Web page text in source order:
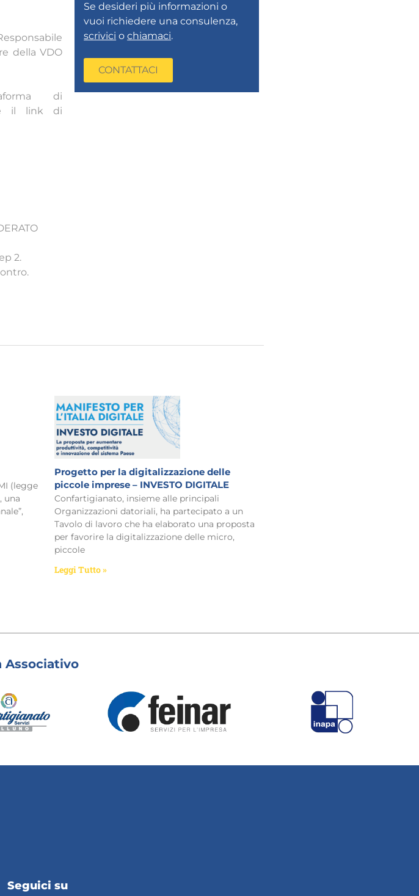
della VDO
di
il link di
2.
Se desideri più informazioni o
vuoi richiedere una consulenza,
scrivici ochiamaci.
CONTATTACI
(legge
una
Progetto per la digitalizzazione delle
piccole imprese – INVESTO DIGITALE
Confartigianato, insieme alle principali
Organizzazioni datoriali, ha partecipato a un
Tavolo di lavoro che ha elaborato una proposta
per favorire la digitalizzazione delle micro,
piccole
Leggi Tutto »
Associativo
Seguici su